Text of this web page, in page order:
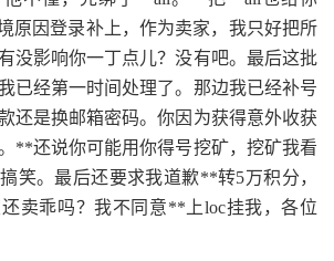
原因登录补上，作为卖家，我只好把所
没影响你一丁点儿？没有吧。最后这批
已经第一时间处理了。那边我已经补号
还是换邮箱密码。你因为获得意外收获
**还说你可能用你得号挖矿，挖矿我看
笑。最后还要求我道歉**转5万积分，
卖乖吗？我不同意**上loc挂我，各位